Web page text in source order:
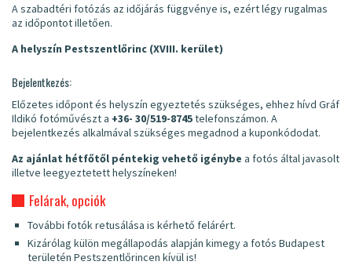
A szabadtéri fotózás az időjárás függvénye is, ezért légy rugalmas
az időpontot illetően.
A helyszín Pestszentlőrinc (XVIII. kerület)
Bejelentkezés:
Előzetes időpont és helyszín egyeztetés szükséges, ehhez hívd Gráf
Ildikó fotóművészt a +36- 30/519-8745telefonszámon. A
bejelentkezés alkalmával szükséges megadnod a kuponkódodat.
Az ajánlat hétfőtől péntekig vehető igénybe a fotós által javasolt
illetve leegyeztetett helyszíneken!
Felárak, opciók
További fotók retusálása is kérhető felárért.
Kizárólag külön megállapodás alapján kimegy a fotós Budapest
területén Pestszentlőrincen kívül is!